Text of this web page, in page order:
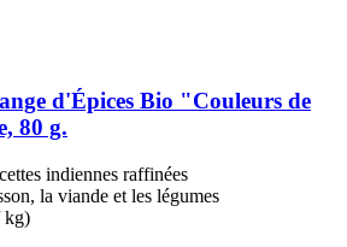
d'Épices Bio "Couleurs de
80 g.
indiennes raffinées
la viande et les légumes
kg)